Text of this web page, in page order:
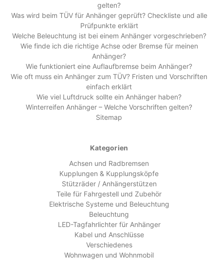
gelten?
Was wird beim TÜV für Anhänger geprüft? Checkliste und alle
Prüfpunkte erklärt
Welche Beleuchtung ist bei einem Anhänger vorgeschrieben?
Wie finde ich die richtige Achse oder Bremse für meinen
Anhänger?
Wie funktioniert eine Auflaufbremse beim Anhänger?
Wie oft muss ein Anhänger zum TÜV? Fristen und Vorschriften
einfach erklärt
Wie viel Luftdruck sollte ein Anhänger haben?
Winterreifen Anhänger – Welche Vorschriften gelten?
Sitemap
Kategorien
Achsen und Radbremsen
Kupplungen & Kupplungsköpfe
Stützräder / Anhängerstützen
Teile für Fahrgestell und Zubehör
Elektrische Systeme und Beleuchtung
Beleuchtung
LED-Tagfahrlichter für Anhänger
Kabel und Anschlüsse
Verschiedenes
Wohnwagen und Wohnmobil